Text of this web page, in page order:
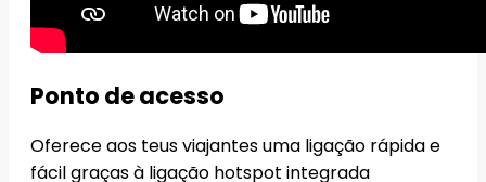
Ponto de acesso
Oferece aos teus viajantes uma ligação rápida e
fácil graças à ligação hotspot integrada